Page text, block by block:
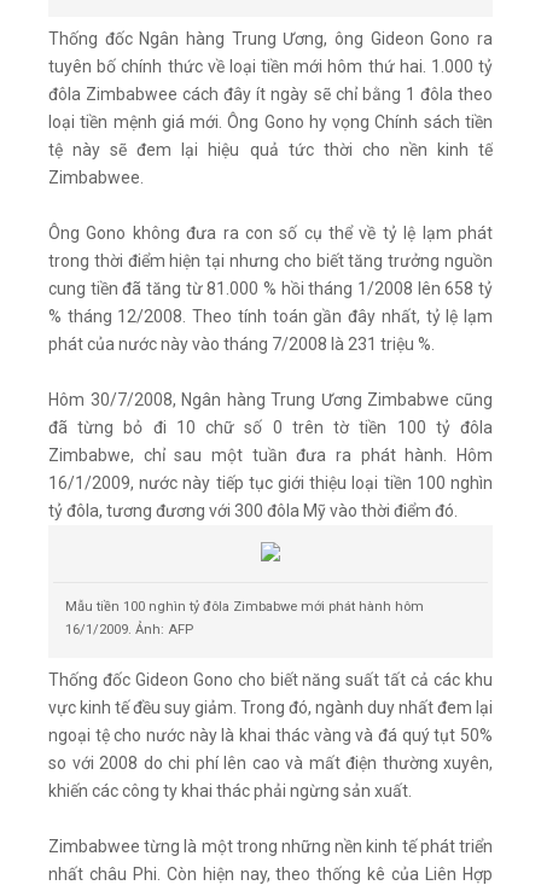
Thống đốc Ngân hàng Trung Ương, ông Gideon Gono ra
tuyên bố chính thức về loại tiền mới hôm thứ hai. 1.000 tỷ
đôla Zimbabwee cách đây ít ngày sẽ chỉ bằng 1 đôla theo
loại tiền mệnh giá mới. Ông Gono hy vọng Chính sách tiền
tệ này sẽ đem lại hiệu quả tức thời cho nền kinh tế
Zimbabwee.
Ông Gono không đưa ra con số cụ thể về tỷ lệ lạm phát
trong thời điểm hiện tại nhưng cho biết tăng trưởng nguồn
cung tiền đã tăng từ 81.000 % hồi tháng 1/2008 lên 658 tỷ
% tháng 12/2008. Theo tính toán gần đây nhất, tỷ lệ lạm
phát của nước này vào tháng 7/2008 là 231 triệu %.
Hôm 30/7/2008, Ngân hàng Trung Ương Zimbabwe cũng
đã từng bỏ đi 10 chữ số 0 trên tờ tiền 100 tỷ đôla
Zimbabwe, chỉ sau một tuần đưa ra phát hành. Hôm
16/1/2009, nước này tiếp tục giới thiệu loại tiền 100 nghìn
tỷ đôla, tương đương với 300 đôla Mỹ vào thời điểm đó.
Mẫu tiền 100 nghìn tỷ đôla Zimbabwe mới phát hành hôm
16/1/2009. Ảnh: AFP
Thống đốc Gideon Gono cho biết năng suất tất cả các khu
vực kinh tế đều suy giảm. Trong đó, ngành duy nhất đem lại
ngoại tệ cho nước này là khai thác vàng và đá quý tụt 50%
so với 2008 do chi phí lên cao và mất điện thường xuyên,
khiến các công ty khai thác phải ngừng sản xuất.
Zimbabwee từng là một trong những nền kinh tế phát triển
nhất châu Phi. Còn hiện nay, theo thống kê của Liên Hợp